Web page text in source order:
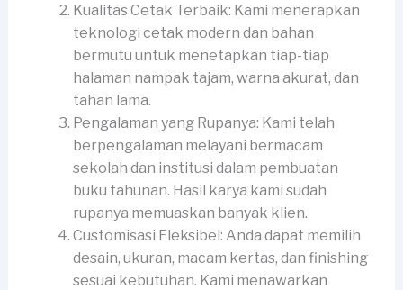
Kualitas Cetak Terbaik: Kami menerapkan
teknologi cetak modern dan bahan
bermutu untuk menetapkan tiap-tiap
halaman nampak tajam, warna akurat, dan
tahan lama.
Pengalaman yang Rupanya: Kami telah
berpengalaman melayani bermacam
sekolah dan institusi dalam pembuatan
buku tahunan. Hasil karya kami sudah
rupanya memuaskan banyak klien.
Customisasi Fleksibel: Anda dapat memilih
desain, ukuran, macam kertas, dan finishing
sesuai kebutuhan. Kami menawarkan